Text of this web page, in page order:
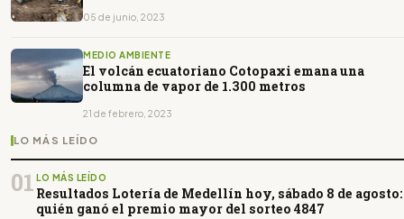
05 de junio, 2023
MEDIO AMBIENTE
El volcán ecuatoriano Cotopaxi emana una
columna de vapor de 1.300 metros
21 de febrero, 2023
LO MÁS LEÍDO
01 LO MÁS LEÍDO
Resultados Lotería de Medellín hoy, sábado 8 de agosto:
quién ganó el premio mayor del sorteo 4847